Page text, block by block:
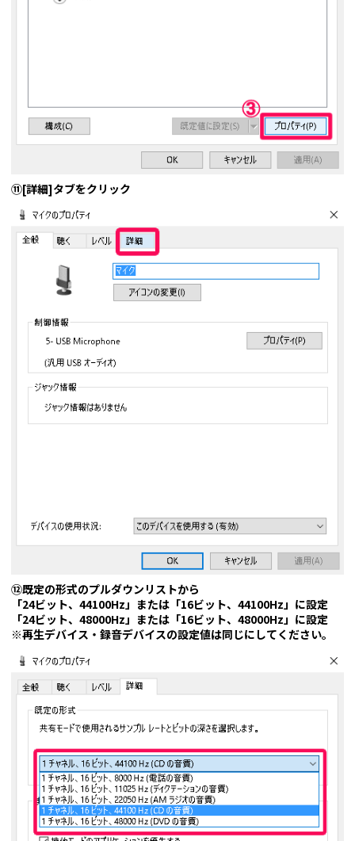
⑪[詳細]タブをクリック
⑫既定の形式のプルダウンリストから
「24ビット、44100Hz」または「16ビット、44100Hz」に設定
「24ビット、48000Hz」または「16ビット、48000Hz」に設定
※再生デバイス・録音デバイスの設定値は同じにしてください。